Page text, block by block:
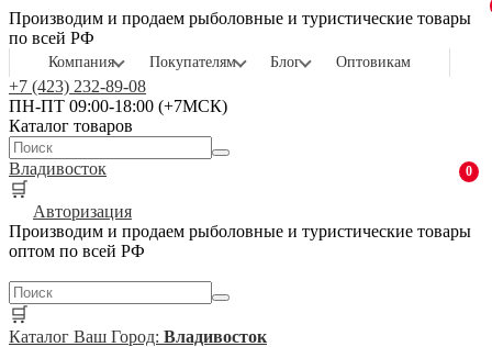
Производим и продаем рыболовные и туристические товары
по всей РФ
Компания Покупателям Блог Оптовикам
+7 (423) 232-89-08
ПН-ПТ 09:00-18:00 (+7МСК)
Каталог товаров
Владивосток
🛒
0
Авторизация
Производим и продаем рыболовные и туристические товары
оптом по всей РФ
🛒
Каталог Ваш Город: Владивосток